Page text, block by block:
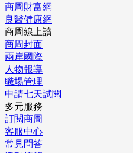
商周財富網
良醫健康網
商周線上讀
商周封面
兩岸國際
人物報導
職場管理
申請七天試閱
多元服務
訂閱商周
客服中心
常見問答